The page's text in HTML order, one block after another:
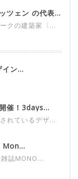
ツェン の代表...
クの建築家〈...
ン...
催！3days...
れているデザ...
Mon...
誌MONO...